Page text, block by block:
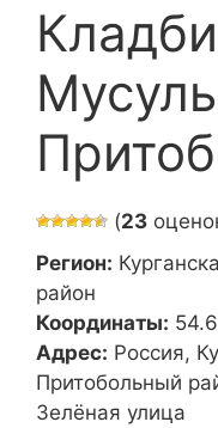
(23
Регион:
район
Координаты:
Адрес: Россия,
Притобольный
Зелёная улица